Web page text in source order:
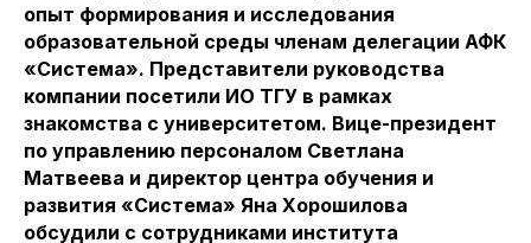
опыт формирования и исследования
образовательной среды членам делегации АФК
«Система». Представители руководства
компании посетили ИО ТГУ в рамках
знакомства с университетом. Вице-президент
по управлению персоналом Светлана
Матвеева и директор центра обучения и
развития «Система» Яна Хорошилова
обсудили с сотрудниками института